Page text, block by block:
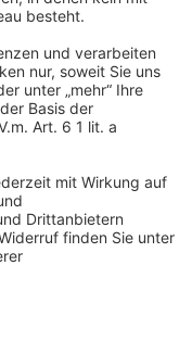
einer der größten